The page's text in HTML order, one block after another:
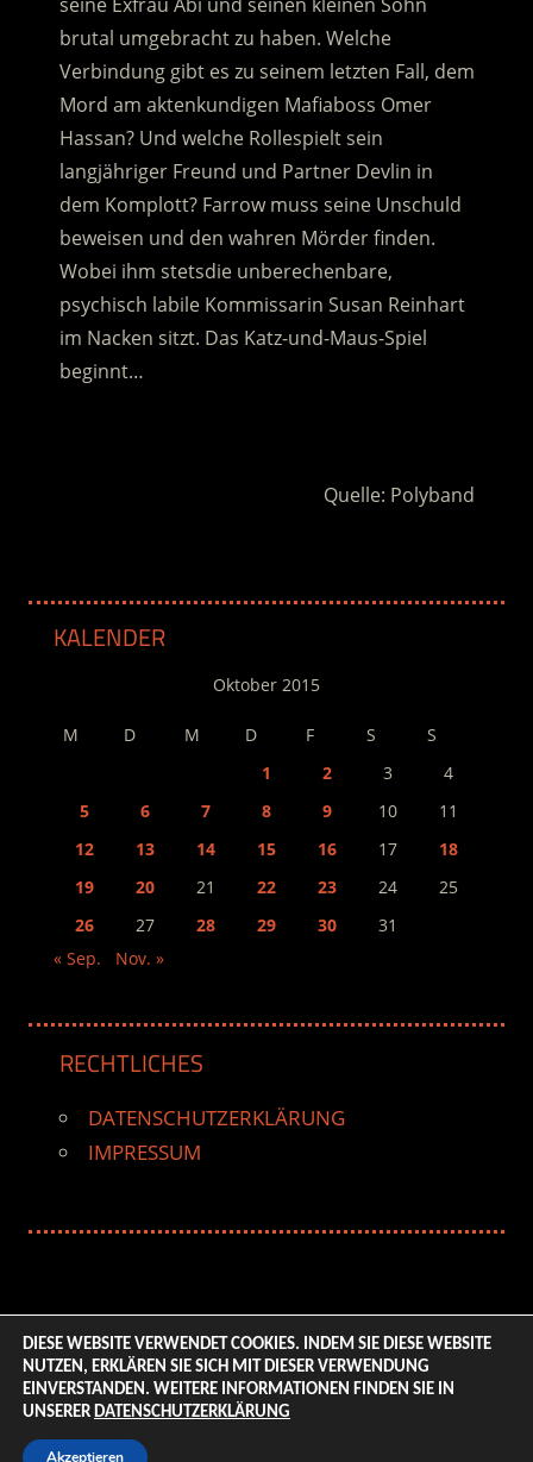
brutal umgebracht zu haben. Welche
Verbindung gibt es zu seinem letzten Fall, dem
Mord am aktenkundigen Mafiaboss Omer
Hassan? Und welche Rollespielt sein
langjähriger Freund und Partner Devlin in
dem Komplott? Farrow muss seine Unschuld
beweisen und den wahren Mörder finden.
Wobei ihm stetsdie unberechenbare,
psychisch labile Kommissarin Susan Reinhart
im Nacken sitzt. Das Katz-und-Maus-Spiel
beginnt…
Quelle: Polyband
KALENDER
Oktober 2015
M D M D F S
S
1
2 3
4
5
6 7 8 9 10
11
12
13 14 15 16 17
18
19
20 21 22 23 24
25
26
27 28 29 30
31
« Sep.
Nov. »
RECHTLICHES
DATENSCHUTZERKLÄRUNG
IMPRESSUM
© 2026 ENTERTAINMENT BASE – Life & Style Magazine.
All Rights Reserved. | Based on
DIESE WEBSITE VERWENDET COOKIES. INDEM SIE DIESE WEBSITE
NUTZEN, ERKLÄREN SIE SICH MIT DIESER VERWENDUNG
EINVERSTANDEN. WEITERE INFORMATIONEN FINDEN SIE IN
UNSERER DATENSCHUTZERKLÄRUNG
Akzeptieren